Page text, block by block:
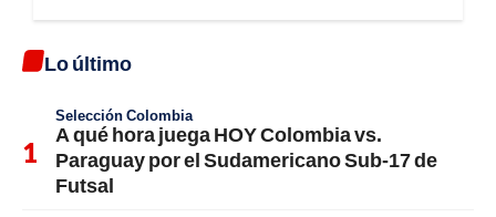
Lo último
Selección Colombia
A qué hora juega HOY Colombia vs.
Paraguay por el Sudamericano Sub-17 de
Futsal